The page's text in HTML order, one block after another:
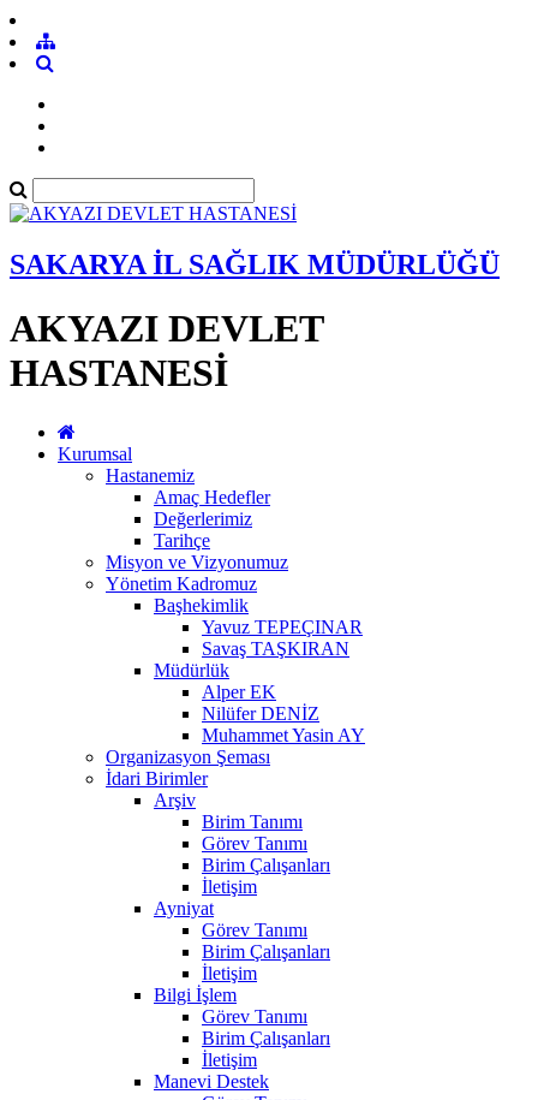
SAKARYA İL SAĞLIK MÜDÜRLÜĞÜ
AKYAZI DEVLET
HASTANESİ
Kurumsal
Hastanemiz
Amaç Hedefler
Değerlerimiz
Tarihçe
Misyon ve Vizyonumuz
Yönetim Kadromuz
Başhekimlik
Yavuz TEPEÇINAR
Savaş TAŞKIRAN
Müdürlük
Alper EK
Nilüfer DENİZ
Muhammet Yasin AY
Organizasyon Şeması
İdari Birimler
Arşiv
Birim Tanımı
Görev Tanımı
Birim Çalışanları
İletişim
Ayniyat
Görev Tanımı
Birim Çalışanları
İletişim
Bilgi İşlem
Görev Tanımı
Birim Çalışanları
İletişim
Manevi Destek